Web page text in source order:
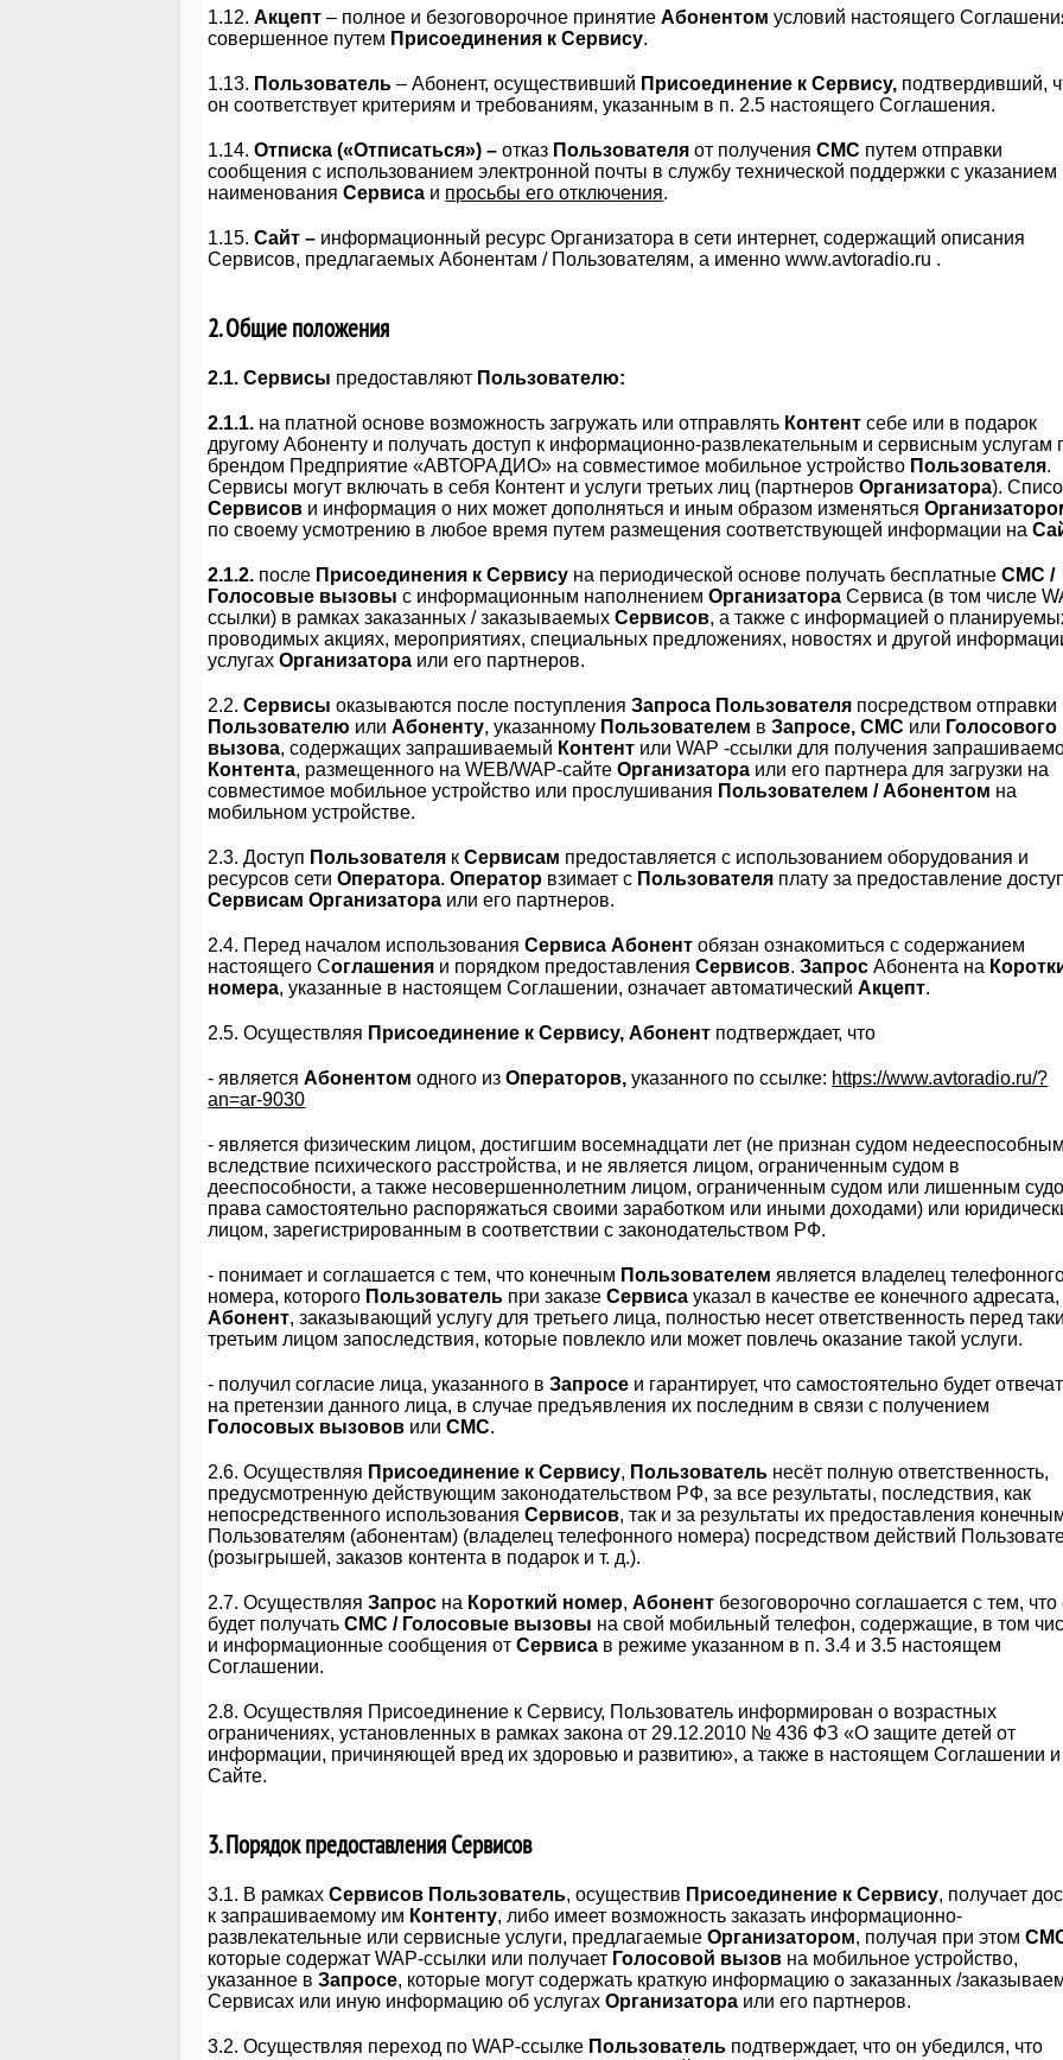
1.12.Акцепт– полное и безоговорочное принятиеАбонентом условий настоящего
совершенное путем Присоединения к Сервису.
1.13. Пользователь– Абонент, осуществивший Присоединение к Сервису, подтвердивший,
он соответствует критериям и требованиям, указанным в п. 2.5 настоящего Соглашения.
1.14.Отписка («Отписаться») –отказ Пользователяот полученияСМС путем отправки
сообщения с использованием электронной почты в службу технической поддержки с указанием
наименованияСервиса и просьбы его отключения.
1.15.Сайт – информационный ресурс Организатора в сети интернет, содержащий описания
Сервисов, предлагаемых Абонентам / Пользователям, а именно www.avtoradio.ru .
2. Общие положения
2.1. Сервисы предоставляют Пользователю:
2.1.1. на платной основе возможность загружать или отправлять Контент себе или в подарок
другому Абоненту и получать доступ к информационно-развлекательным и сервисным услугам
брендом Предприятие «АВТОРАДИО» на совместимое мобильное устройство Пользователя.
Сервисы могут включать в себя Контент и услуги третьих лиц (партнеровОрганизатора).
Сервисов и информация о них может дополняться и иным образом изменяться
по своему усмотрению в любое время путем размещения соответствующей информации на
2.1.2. после Присоединения к Сервису на периодической основе получать бесплатныеСМС /
Голосовые вызовыс информационным наполнениемОрганизатораСервиса (в том числе
ссылки) в рамках заказанных / заказываемыхСервисов, а также с информацией о
проводимых акциях, мероприятиях, специальных предложениях, новостях и другой
услугахОрганизатора или его партнеров.
2.2.Сервисыоказываются после поступленияЗапроса Пользователя посредством отправки
Пользователю илиАбоненту, указанному Пользователем вЗапросе, СМС или Голосового
вызова, содержащих запрашиваемый Контент или WAP -ссылки для получения
Контента, размещенного на WEB/WAP-сайтеОрганизатора или его партнера для загрузки на
совместимое мобильное устройство или прослушивания Пользователем / Абонентом на
мобильном устройстве.
2.3. Доступ Пользователя кСервисам предоставляется с использованием оборудования и
ресурсов сетиОператора.Оператор взимает с Пользователя плату за предоставление
Сервисам Организатора или его партнеров.
2.4. Перед началом использованияСервиса Абонентобязан ознакомиться с содержанием
настоящего Соглашения и порядком предоставленияСервисов.ЗапросАбонента на
номера, указанные в настоящем Соглашении, означает автоматическийАкцепт.
2.5. Осуществляя Присоединение к Сервису, Абонент подтверждает, что
- являетсяАбонентом одного изОператоров, указанного по ссылке: https://www.avtoradio.ru/?
an=ar-9030
- является физическим лицом, достигшим восемнадцати лет (не признан судом недееспособным
вследствие психического расстройства, и не является лицом, ограниченным судом в
дееспособности, а также несовершеннолетним лицом, ограниченным судом или лишенным
права самостоятельно распоряжаться своими заработком или иными доходами) или
лицом, зарегистрированным в соответствии с законодательством РФ.
- понимает и соглашается с тем, что конечным Пользователем является владелец
номера, которого Пользователь при заказеСервиса указал в качестве ее конечного адресата,
Абонент, заказывающий услугу для третьего лица, полностью несет ответственность перед
третьим лицом запоследствия, которые повлекло или может повлечь оказание такой услуги.
- получил согласие лица, указанного вЗапросе и гарантирует, что самостоятельно будет
на претензии данного лица, в случае предъявления их последним в связи с получением
Голосовых вызовов или СМС.
2.6. Осуществляя Присоединение к Сервису, Пользователь несёт полную ответственность,
предусмотренную действующим законодательством РФ, за все результаты, последствия, как
непосредственного использованияСервисов, так и за результаты их предоставления
Пользователям (абонентам) (владелец телефонного номера) посредством действий
(розыгрышей, заказов контента в подарок и т. д.).
2.7. ОсуществляяЗапрос на Короткий номер,Абонент безоговорочно соглашается с тем, что
будет получатьСМС / Голосовые вызовы на свой мобильный телефон, содержащие, в том
и информационные сообщения отСервиса в режиме указанном в п. 3.4 и 3.5 настоящем
Соглашении.
2.8. Осуществляя Присоединение к Сервису, Пользователь информирован о возрастных
ограничениях, установленных в рамках закона от 29.12.2010 № 436 ФЗ «О защите детей от
информации, причиняющей вред их здоровью и развитию», а также в настоящем Соглашении и
Сайте.
3. Порядок предоставления Сервисов
3.1. В рамкахСервисов Пользователь, осуществив Присоединение к Сервису, получает
к запрашиваемому им Контенту, либо имеет возможность заказать информационно-
развлекательные или сервисные услуги, предлагаемыеОрганизатором, получая при этом
которые содержат WAP-ссылки или получает Голосовой вызов на мобильное устройство,
указанное вЗапросе, которые могут содержать краткую информацию о заказанных /
Сервисах или иную информацию об услугахОрганизатора или его партнеров.
3.2. Осуществляя переход по WAP-ссылке Пользователь подтверждает, что он убедился, что